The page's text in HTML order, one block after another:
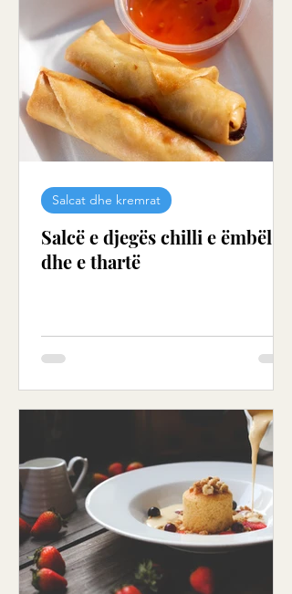
Salcë e djegës chilli e ëmbël
dhe e thartë
Salcat dhe kremrat